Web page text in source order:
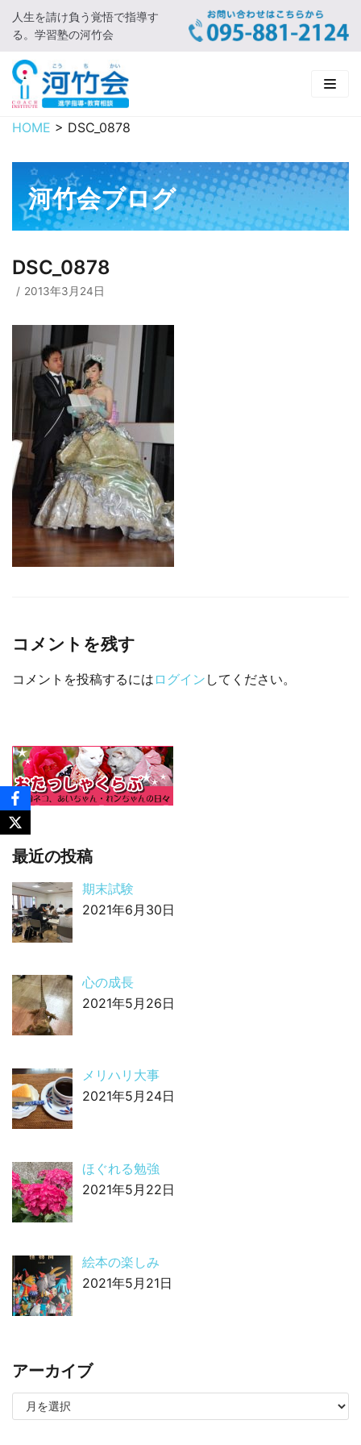
コ
ン
テ
ン
ツ
に
キ
プ
人生を請け負う覚悟で指導す
る。学習塾の河竹会
HOME
新着情報
□ お知らせ
河竹会について
□ 河竹会について
□ よくあるご質問
□ 小学部
□ 高校部
□ 有料体験指導
実 績
□ 2019年合格体験記
HOME > DSC_0878
河竹会ブログ
DSC_0878
2013年3月24日
コメントを残す
コメントを投稿するには ログイン してください。
最近の投稿
期末試験
2021年6月30日
心の成長
2021年5月26日
メリハリ大事
2021年5月24日
ほぐれる勉強
2021年5月22日
絵本の楽しみ
2021年5月21日
アーカイブ